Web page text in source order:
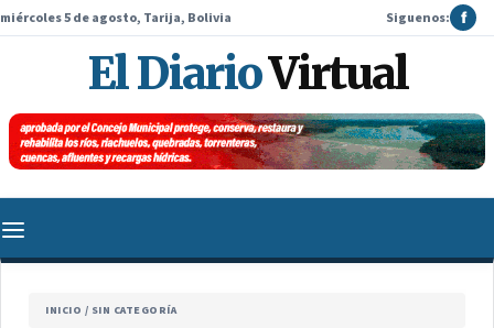
miércoles 5 de agosto, Tarija, Bolivia Siguenos: f
El DiarioVirtual
INICIO / SIN CATEGORÍA